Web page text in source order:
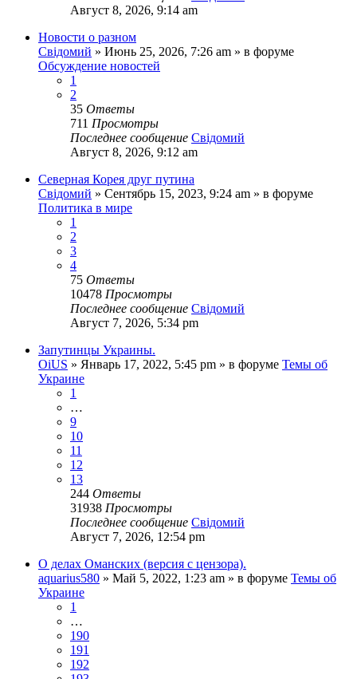
Август 8, 2026, 9:14 am
Новости о разном
Свідомий » Июнь 25, 2026, 7:26 am » в форуме
Обсуждение новостей
1
2
35 Ответы
711 Просмотры
Последнее сообщение Свідомий
Август 8, 2026, 9:12 am
Северная Корея друг путина
Свідомий » Сентябрь 15, 2023, 9:24 am » в форуме
Политика в мире
1
2
3
4
75 Ответы
10478 Просмотры
Последнее сообщение Свідомий
Август 7, 2026, 5:34 pm
Запутинцы Украины.
OiUS » Январь 17, 2022, 5:45 pm » в форуме Темы об
Украине
1
…
9
10
11
12
13
244 Ответы
31938 Просмотры
Последнее сообщение Свідомий
Август 7, 2026, 12:54 pm
О делах Оманских (версия с цензора).
aquarius580 » Май 5, 2022, 1:23 am » в форуме Темы об
Украине
1
…
190
191
192